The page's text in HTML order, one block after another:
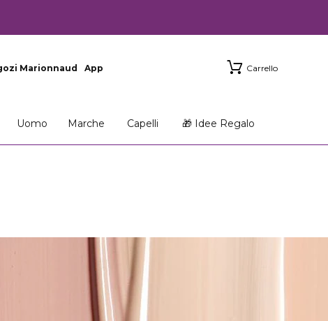
Marionnaud App Carrello
Uomo Marche Capelli 🎁 Idee Regalo